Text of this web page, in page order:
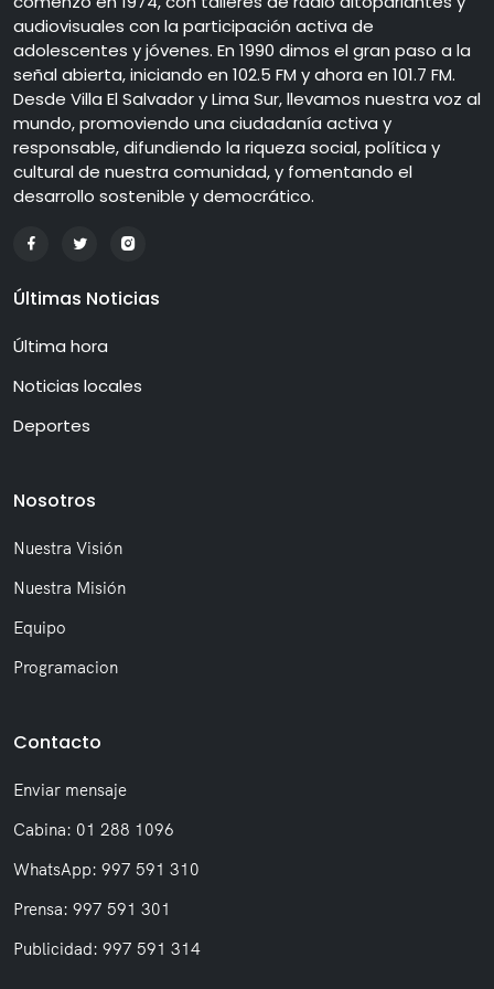
audiovisuales con la participación activa de
adolescentes y jóvenes. En 1990 dimos el gran paso a la
señal abierta, iniciando en 102.5 FM y ahora en 101.7 FM.
Desde Villa El Salvador y Lima Sur, llevamos nuestra voz al
mundo, promoviendo una ciudadanía activa y
responsable, difundiendo la riqueza social, política y
cultural de nuestra comunidad, y fomentando el
desarrollo sostenible y democrático.
Últimas Noticias
Última hora
Noticias locales
Deportes
Nosotros
Nuestra Visión
Nuestra Misión
Equipo
Programacion
Contacto
Enviar mensaje
Cabina: 01 288 1096
WhatsApp: 997 591 310
Prensa: 997 591 301
Publicidad: 997 591 314